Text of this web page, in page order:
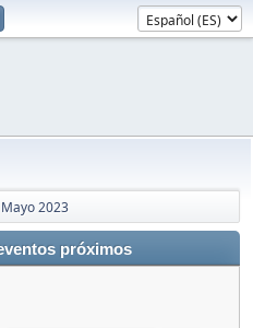
Mayo 2023
próximos